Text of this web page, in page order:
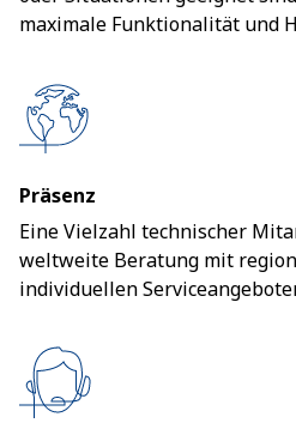
maximale Funktionalität und
Präsenz
Eine Vielzahl technischer
weltweite Beratung mit
individuellen